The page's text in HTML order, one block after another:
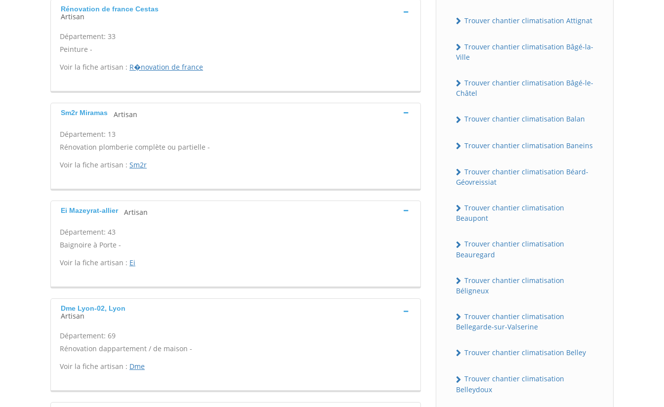
Rénovation de france Cestas
Artisan
Département: 33
Peinture -
Voir la fiche artisan : R�novation de france
Sm2r Miramas Artisan
Département: 13
Rénovation plomberie complète ou partielle -
Voir la fiche artisan : Sm2r
Ei Mazeyrat-allier Artisan
Département: 43
Baignoire à Porte -
Voir la fiche artisan : Ei
Dme Lyon-02, Lyon
Artisan
Département: 69
Rénovation dappartement / de maison -
Voir la fiche artisan : Dme
Trouver chantier climatisation Attignat
Trouver chantier climatisation Bâgé-la-
Ville
Trouver chantier climatisation Bâgé-le-
Châtel
Trouver chantier climatisation Balan
Trouver chantier climatisation Baneins
Trouver chantier climatisation Béard-
Géovreissiat
Trouver chantier climatisation
Beaupont
Trouver chantier climatisation
Beauregard
Trouver chantier climatisation
Béligneux
Trouver chantier climatisation
Bellegarde-sur-Valserine
Trouver chantier climatisation Belley
Trouver chantier climatisation
Belleydoux